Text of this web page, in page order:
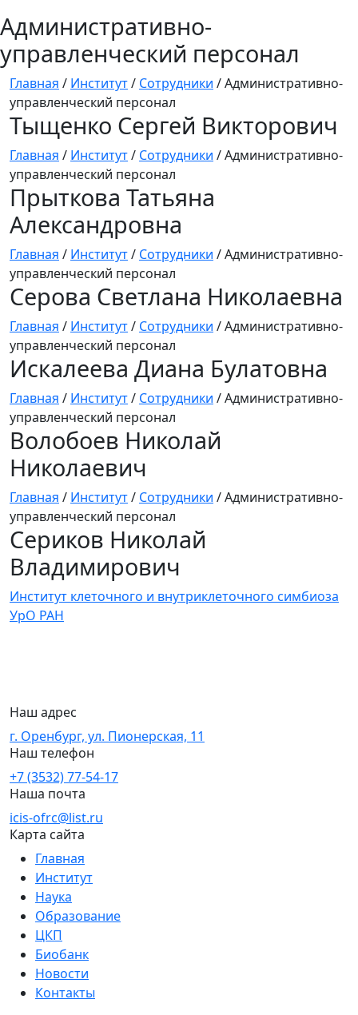
Административно-
управленческий персонал
Главная / Институт/ Сотрудники /Административно-
управленческий персонал
Тыщенко Сергей Викторович
Главная / Институт/ Сотрудники /Административно-
управленческий персонал
Прыткова Татьяна
Александровна
Главная / Институт/ Сотрудники /Административно-
управленческий персонал
Серова Светлана Николаевна
Главная / Институт/ Сотрудники /Административно-
управленческий персонал
Искалеева Диана Булатовна
Главная / Институт/ Сотрудники /Административно-
управленческий персонал
Волобоев Николай
Николаевич
Главная / Институт/ Сотрудники /Административно-
управленческий персонал
Сериков Николай
Владимирович
Институт клеточного и внутриклеточного симбиоза
УрО РАН
Наш адрес
г. Оренбург, ул. Пионерская, 11
Наш телефон
+7 (3532) 77-54-17
Наша почта
icis-ofrc@list.ru
Карта сайта
Главная
Институт
Наука
Образование
ЦКП
Биобанк
Новости
Контакты